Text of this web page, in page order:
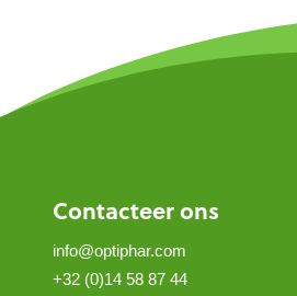
Contacteer ons
info@optiphar.com
+32 (0)14 58 87 44